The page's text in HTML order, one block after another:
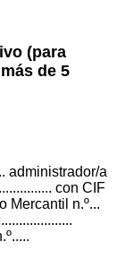
(para
de 5
administrador/a
con CIF
Mercantil n.º...